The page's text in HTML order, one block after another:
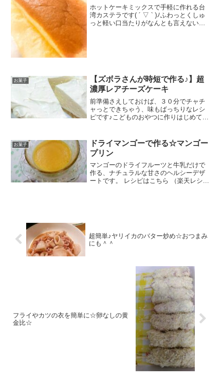
ホットケーキミックスで手軽に作れる台
湾カステラです( ´ ▽ ` )ﾉふわっとくしゅ
っと軽い口当たりがなんとも言えない
お菓子
【ズボラさんが時短で作る♪】超
濃厚レアチーズケーキ
前準備さえしておけば、３０分でチャチ
ャっとできちゃう、味もばっちりなレシ
ピです♪こどものおやつに作りはじめて、
りヨーグルトホイップクリームの素か生
クリームク...
お菓子
ドライマンゴーで作る☆マンゴー
プリン
マンゴーのドライフルーツと牛乳だけで
作る、ナチュラルな甘さのヘルシーデザ
ートです。 レシピはこちら （楽天レシ
超簡単♪ヤリイカのバター炒め☆おつまみ
にも＾＾
フライやカツの衣を簡単に☆卵なしの黄
金比☆